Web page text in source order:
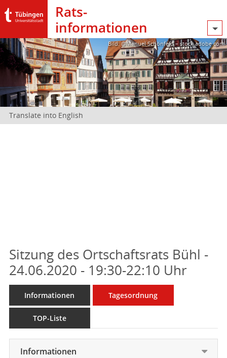
Rats­
informationen
Bild: @Manuel Schönfeld – stock.adobe.com
Translate into English
Sitzung des Ortschaftsrats Bühl -
24.06.2020 - 19:30-22:10 Uhr
Informationen Tagesordnung
TOP-Liste
Informationen